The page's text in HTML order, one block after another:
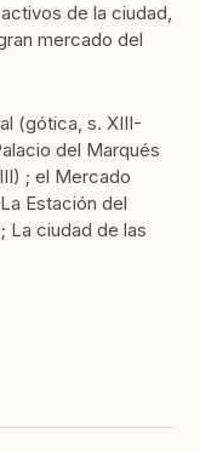
de la ciudad,
mercado del
(gótica, s. XIII-
del Marqués
; el Mercado
Estación del
La ciudad de las